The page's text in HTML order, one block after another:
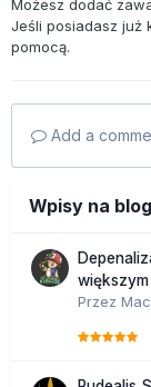
Możesz dodać
Jeśli posiadasz już
pomocą.
Add a
Wpisy na
Przez